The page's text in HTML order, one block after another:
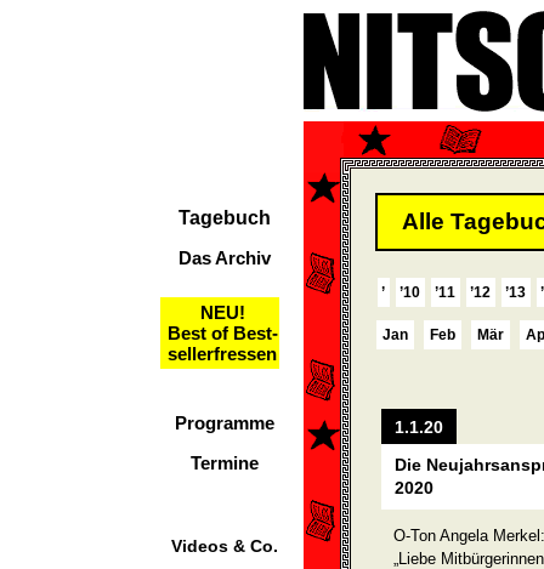
Tagebuch
Das Archiv
NEU!
Best of Best-
sellerfressen
Programme
Termine
Videos & Co.
Alle
’ ’10 ’11 ’12 ’13
Jan Feb Mär
1.1.20
Die
2020
O-Ton Angela Merkel:
„Liebe